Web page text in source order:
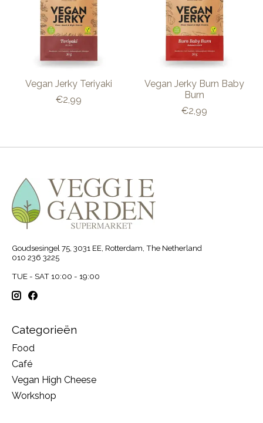
Vegan Jerky Teriyaki
€2,99
Vegan Jerky Burn Baby
Burn
€2,99
Goudsesingel 75, 3031 EE, Rotterdam, The Netherland
010 236 3225
TUE - SAT 10:00 - 19:00
Categorieën
Food
Café
Vegan High Cheese
Workshop